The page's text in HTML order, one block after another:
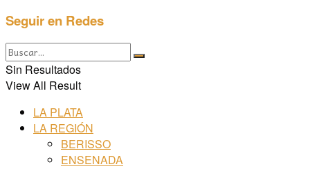
Seguir en Redes
Sin Resultados
View All Result
LA PLATA
LA REGIÓN
BERISSO
ENSENADA